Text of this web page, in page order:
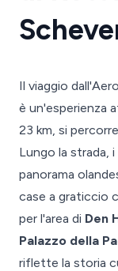
Il viaggio
è un'esperienza
23 km, si
Lungo la strada,
panorama
case a graticcio
per l'area di Den
Palazzo della
riflette la storia